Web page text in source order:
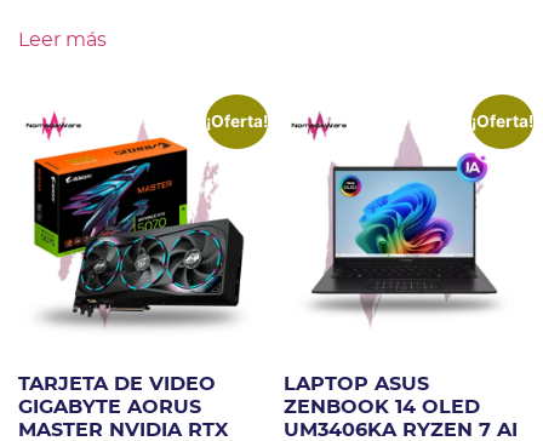
Leer más
¡Oferta!
TARJETA DE VIDEO
GIGABYTE AORUS
MASTER NVIDIA RTX
¡Oferta!
LAPTOP ASUS
ZENBOOK 14 OLED
UM3406KA RYZEN 7 AI